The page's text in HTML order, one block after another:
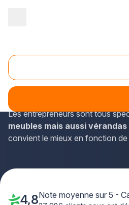
Menuiserie Harnes (62440)
Les coordonnées des
aux coordonnées des
Les entrepreneurs sont tous
meubles mais aussi
convient le mieux en fonction
4,8Note moyenne sur 5 -